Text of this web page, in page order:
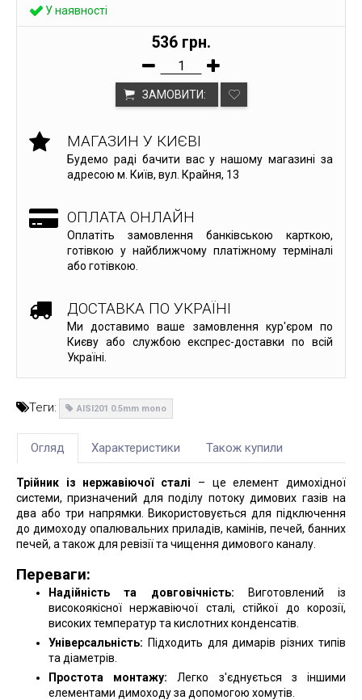
У наявності
536 грн.
ЗАМОВИТИ:
МАГАЗИН У КИЄВІ
Будемо раді бачити вас у нашому магазині за
адресою м. Київ, вул. Крайня, 13
ОПЛАТА ОНЛАЙН
Оплатіть замовлення банківською карткою,
готівкою у найближчому платіжному терміналі
або готівкою.
ДОСТАВКА ПО УКРАЇНІ
Ми доставимо ваше замовлення кур'єром по
Києву або службою експрес-доставки по всій
Україні.
Теги: AISI201 0.5mm mono
Огляд Характеристики Також купили
Трійник із нержавіючої сталі – це елемент димохідної
системи, призначений для поділу потоку димових газів на
два або три напрямки. Використовується для підключення
до димоходу опалювальних приладів, камінів, печей, банних
печей, а також для ревізії та чищення димового каналу.
Переваги:
Надійність та довговічність: Виготовлений із
високоякісної нержавіючої сталі, стійкої до корозії,
високих температур та кислотних конденсатів.
Універсальність: Підходить для димарів різних типів
та діаметрів.
Простота монтажу: Легко з'єднується з іншими
елементами димоходу за допомогою хомутів.